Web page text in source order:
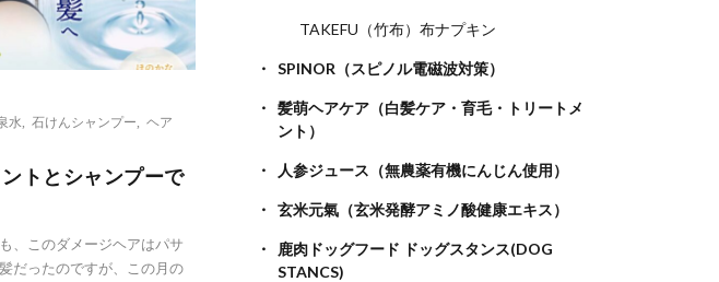
水 ,石けんシャンプー ,ヘア
トとシャンプーで
、このダメージヘアはパサ
だったのですが、この月の
TAKEFU（竹布）布ナプキン
SPINOR（スピノル電磁波対策）
髪萌ヘアケア（白髪ケア・育毛・トリートメ
ント）
人参ジュース（無農薬有機にんじん使用）
玄米元氣（玄米発酵アミノ酸健康エキス）
鹿肉ドッグフード ドッグスタンス(DOG
STANCS)